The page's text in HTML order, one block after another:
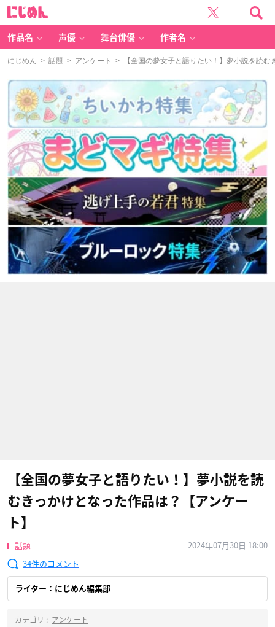
作品名 声優 舞台俳優 作者名
にじめん > 話題 > アンケート > 【全国の夢女子と語りたい！】夢小説を読む
【全国の夢女子と語りたい！】夢小説を読
むきっかけとなった作品は？【アンケー
ト】
話題
2024年07月30日 18:00
34
ライター：にじめん編集部
カテゴリ : アンケート